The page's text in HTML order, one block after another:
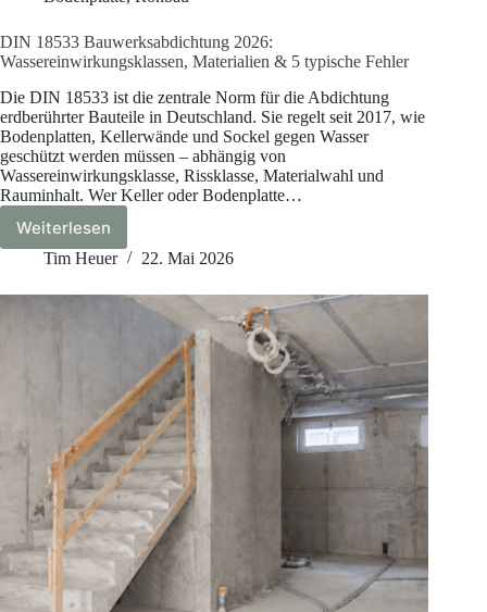
DIN 18533 Bauwerksabdichtung 2026:
Wassereinwirkungsklassen, Materialien & 5 typische Fehler
Die DIN 18533 ist die zentrale Norm für die Abdichtung
erdberührter Bauteile in Deutschland. Sie regelt seit 2017, wie
Bodenplatten, Kellerwände und Sockel gegen Wasser
geschützt werden müssen – abhängig von
Wassereinwirkungsklasse, Rissklasse, Materialwahl und
Rauminhalt. Wer Keller oder Bodenplatte…
Weiterlesen
DIN
18533
2026:
Wassereinwirkungsklassen,
typische
Fehler
Tim Heuer 22. Mai 2026